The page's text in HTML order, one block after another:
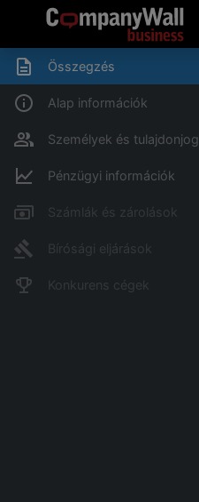
Összegzés
Alap információk
Személyek és tulajdonjog
Pénzügyi információk
Számlák és zárolások
Bírósági eljárások
Konkurens cégek